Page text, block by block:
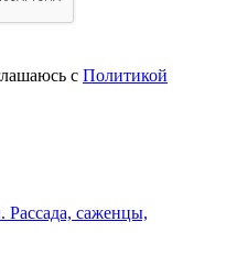
с Политикой